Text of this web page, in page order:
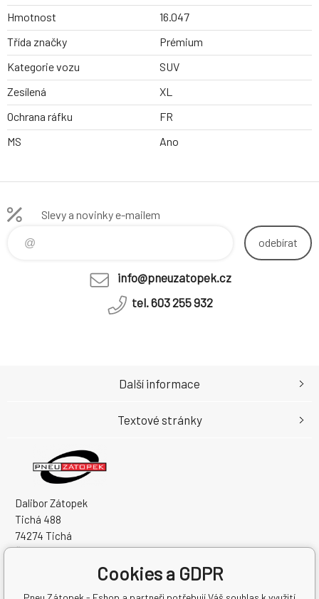
Hmotnost
16.047
Třída značky
Prémium
Kategorie vozu
SUV
Zesílená
XL
Ochrana ráfku
FR
MS
Ano
Slevy a novinky e-mailem
odebírat
info@pneuzatopek.cz
tel. 603 255 932
Dalibor Zátopek
Tichá 488
74274 Tichá
Česká Republika
DIČ: CZ7504094994
Další informace
Textové stránky
Cookies a GDPR